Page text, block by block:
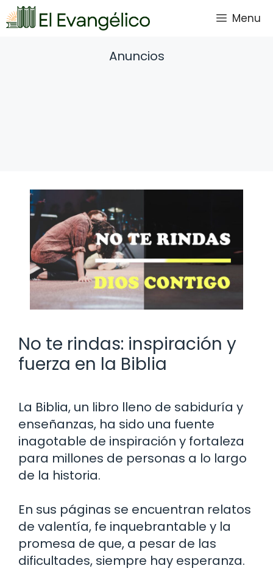
Saltar
al
Menu
Anuncios
No te rindas: inspiración y
fuerza en la Biblia
La Biblia, un libro lleno de sabiduría y
enseñanzas, ha sido una fuente
inagotable de inspiración y fortaleza
para millones de personas a lo largo
de la historia.
En sus páginas se encuentran relatos
de valentía, fe inquebrantable y la
promesa de que, a pesar de las
dificultades, siempre hay esperanza.